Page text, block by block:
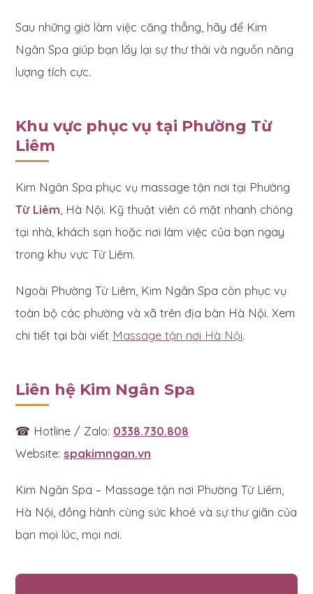
Sau những giờ làm việc căng thẳng, hãy để Kim
Ngân Spa giúp bạn lấy lại sự thư thái và nguồn năng
lượng tích cực.
Khu vực phục vụ tại Phường Từ
Liêm
Kim Ngân Spa phục vụ massage tận nơi tại Phường
Từ Liêm , Hà Nội. Kỹ thuật viên có mặt nhanh chóng
tại nhà, khách sạn hoặc nơi làm việc của bạn ngay
trong khu vực Từ Liêm.
Ngoài Phường Từ Liêm, Kim Ngân Spa còn phục vụ
toàn bộ các phường và xã trên địa bàn Hà Nội. Xem
chi tiết tại bài viết Massage tận nơi Hà Nội.
Liên hệ Kim Ngân Spa
☎ Hotline / Zalo: 0338.730.808
Website: spakimngan.vn
Kim Ngân Spa – Massage tận nơi Phường Từ Liêm,
Hà Nội, đồng hành cùng sức khoẻ và sự thư giãn của
bạn mọi lúc, mọi nơi.